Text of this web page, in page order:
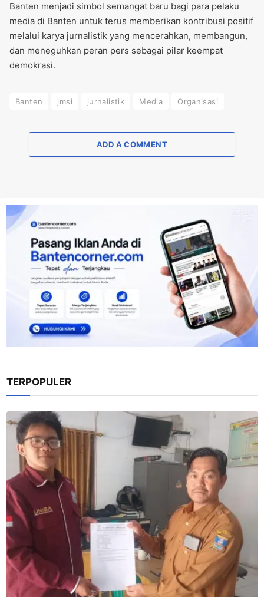
Banten menjadi simbol semangat baru bagi para pelaku
media di Banten untuk terus memberikan kontribusi positif
melalui karya jurnalistik yang mencerahkan, membangun,
dan meneguhkan peran pers sebagai pilar keempat
demokrasi.
Banten jmsi jurnalistik Media Organisasi
ADD A COMMENT
TERPOPULER